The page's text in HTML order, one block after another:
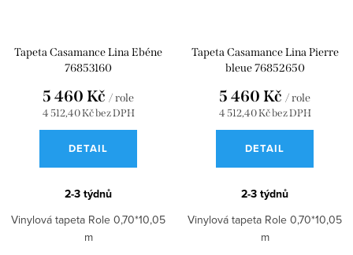
Tapeta Casamance Lina Ebéne
76853160
4 512,40 Kč bez DPH
5 460 Kč / role
DETAIL
2-3 týdnů
Vinylová tapeta Role 0,70*10,05
m
Tapeta Casamance Lina Pierre
bleue 76852650
4 512,40 Kč bez DPH
5 460 Kč / role
DETAIL
2-3 týdnů
Vinylová tapeta Role 0,70*10,05
m